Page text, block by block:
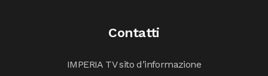
Contatti
IMPERIA TV sito d’informazione